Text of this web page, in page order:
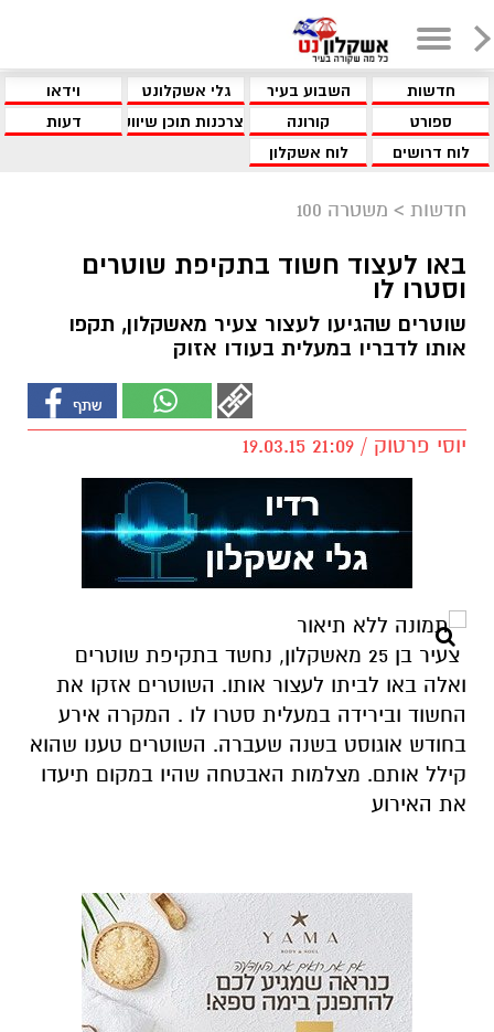
חדשות השבוע בעיר גלי אשקלונט
וידאו
ספורט
קורונה צרכנות תוכן שיווקי
דעות
לוח דרושים
לוח אשקלון
חדשות > משטרה 100
באו לעצוד חשוד בתקיפת שוטרים
וסטרו לו
שוטרים שהגיעו לעצור צעיר מאשקלון, תקפו
אותו לדבריו במעלית בעודו אזוק
יוסי פרטוק / 21:09 19.03.15
צעיר בן 25 מאשקלון, נחשד בתקיפת שוטרים
ואלה באו לביתו לעצור אותו. השוטרים אזקו את
החשוד ובירידה במעלית סטרו לו . המקרה אירע
בחודש אוגוסט בשנה שעברה. השוטרים טענו שהוא
קילל אותם. מצלמות האבטחה שהיו במקום תיעדו
את האירוע